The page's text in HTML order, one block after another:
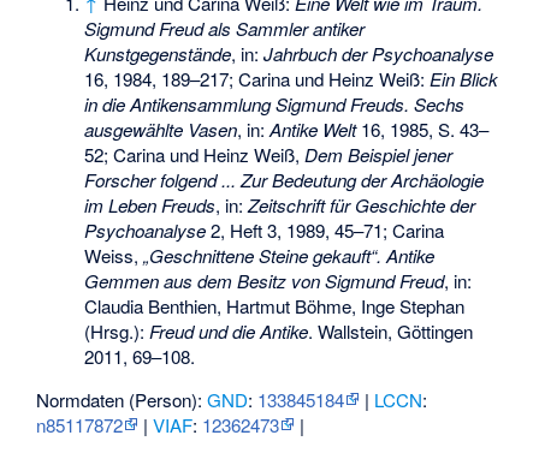
Sigmund Freud als Sammler antiker
Kunstgegenstände, in:Jahrbuch der Psychoanalyse
16, 1984, 189–217; Carina und Heinz Weiß: Ein Blick
in die Antikensammlung Sigmund Freuds. Sechs
ausgewählte Vasen, in:Antike Welt16, 1985, S. 43–
52; Carina und Heinz Weiß,Dem Beispiel jener
Forscher folgend ... Zur Bedeutung der Archäologie
im Leben Freuds, in:Zeitschrift für Geschichte der
Psychoanalyse2, Heft 3, 1989, 45–71; Carina
Weiss,„Geschnittene Steine gekauft“. Antike
Gemmen aus dem Besitz von Sigmund Freud, in:
Claudia Benthien, Hartmut Böhme, Inge Stephan
(Hrsg.): Freud und die Antike. Wallstein, Göttingen
2011, 69–108.
Normdaten (Person):GND: 133845184 | LCCN:
n85117872
|VIAF: 12362473 |